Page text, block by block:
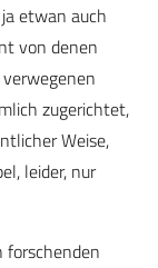
etwan auch
von denen
zugerichtet,
Weise,
leider, nur